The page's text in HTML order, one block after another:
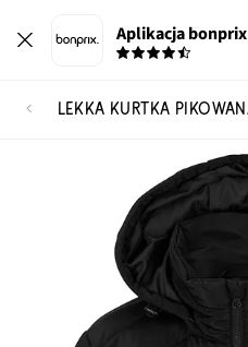
Aplikacja bonprix